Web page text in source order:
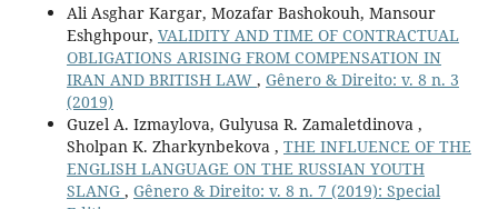
Ali Asghar Kargar, Mozafar Bashokouh, Mansour
Eshghpour, VALIDITY AND TIME OF CONTRACTUAL
OBLIGATIONS ARISING FROM COMPENSATION IN
IRAN AND BRITISH LAW , Gênero & Direito: v. 8 n. 3
(2019)
Guzel A. Izmaylova, Gulyusa R. Zamaletdinova ,
Sholpan K. Zharkynbekova , THE INFLUENCE OF THE
ENGLISH LANGUAGE ON THE RUSSIAN YOUTH
SLANG , Gênero & Direito: v. 8 n. 7 (2019): Special